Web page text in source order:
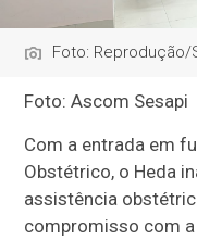
Foto: Reprodução/
Foto: Ascom Sesapi
Com a entrada em
Obstétrico, o Heda
assistência
compromisso com